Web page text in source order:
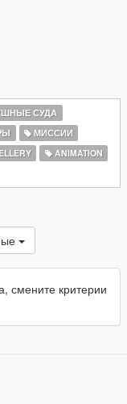
СУДА
МИССИИ
ANIMATION
смените критерии